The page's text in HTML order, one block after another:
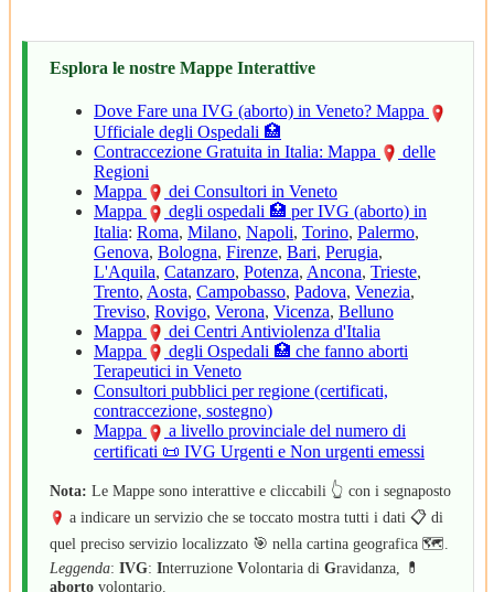
Esplora le nostre Mappe Interattive
Dove Fare una IVG (aborto) in Veneto? Mappa
Ufficiale degli Ospedali 🏥
Contraccezione Gratuita in Italia: Mappa
delle
Regioni
Mappa
dei Consultori in Veneto
Mappa
degli ospedali 🏥 per IVG (aborto) in
Italia: Roma, Milano, Napoli, Torino, Palermo,
Genova, Bologna, Firenze, Bari, Perugia,
L'Aquila, Catanzaro, Potenza, Ancona, Trieste,
Trento, Aosta, Campobasso, Padova, Venezia,
Treviso, Rovigo, Verona, Vicenza, Belluno
Mappa
dei Centri Antiviolenza d'Italia
Mappa
degli Ospedali 🏥 che fanno aborti
Terapeutici in Veneto
Consultori pubblici per regione (certificati,
contraccezione, sostegno)
Mappa
a livello provinciale del numero di
certificati 📜 IVG Urgenti e Non urgenti emessi
Nota: Le Mappe sono interattive e cliccabili 👆 con i segnaposto
a indicare un servizio che se toccato mostra tutti i dati 📋 di
quel preciso servizio localizzato 🎯 nella cartina geografica 🗺️.
Leggenda: IVG: Interruzione Volontaria di Gravidanza, 💊
aborto volontario.